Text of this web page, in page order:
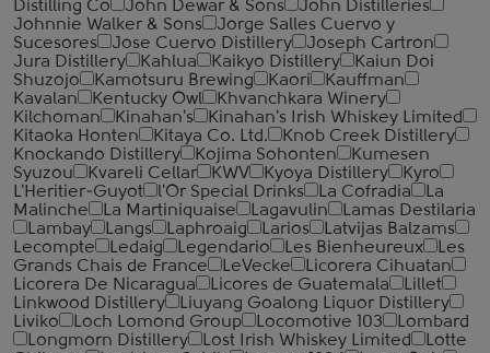
Distilling Co
John Dewar & Sons
John Distilleries
Johnnie Walker & Sons
Jorge Salles Cuervo y
Sucesores
Jose Cuervo Distillery
Joseph Cartron
Jura Distillery
Kahlua Kaikyo Distillery
Kaiun Doi
Shuzojo
Kamotsuru Brewing Kaori
Kauffman
Kavalan
Kentucky Owl
Khvanchkara Winery
Kilchoman
Kinahan's
Kinahan's Irish Whiskey Limited
Kitaoka Honten
Kitaya Co. Ltd.
Knob Creek Distillery
Knockando Distillery
Kojima Sohonten
Kumesen
Syuzou
Kvareli Cellar KWV Kyoya Distillery
Kyro
L'Heritier-Guyot
l'Or Special Drinks La Cofradia
La
Malinche
La Martiniquaise Lagavulin
Lamas Destilaria
Lambay
Langs Laphroaig Larios
Latvijas Balzams
Lecompte
Ledaig Legendario Les Bienheureux
Les
Grands Chais de France
LeVecke
Licorera Cihuatan
Licorera De Nicaragua
Licores de Guatemala
Lillet
Linkwood Distillery
Liuyang Goalong Liquor Distillery
Liviko
Loch Lomond Group Locomotive 103
Lombard
Longmorn Distillery
Lost Irish Whiskey Limited
Lotte